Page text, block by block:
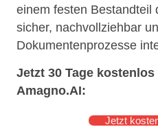
einem festen Bestandteil
sicher, nachvollziehbar
Dokumentenprozesse
Jetzt 30 Tage
Amagno.AI:
Jetzt